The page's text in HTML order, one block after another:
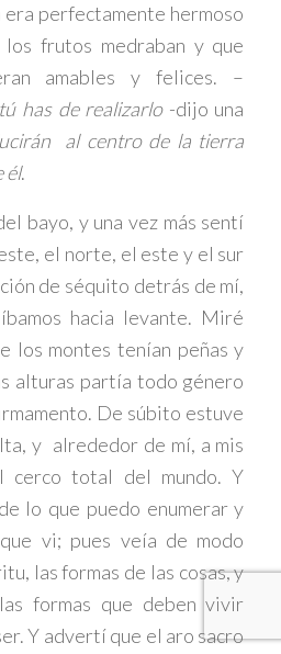
perfectamente hermoso
frutos medraban y que
amables y felices. –
has de realizarlo-dijo una
al centro de la tierra
él.
bayo, y una vez más sentí
el norte, el este y el sur
de séquito detrás de mí,
hacia levante. Miré
los montes tenían peñas y
alturas partía todo género
De súbito estuve
y alrededor de mí, a mis
cerco total del mundo. Y
lo que puedo enumerar y
vi; pues veía de modo
las formas de las cosas, y
formas que deben vivir
Y advertí que el aro sacro